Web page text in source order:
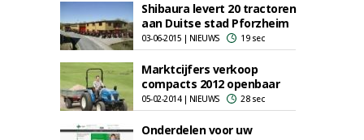
Shibaura levert 20 tractoren
aan Duitse stad Pforzheim
03-06-2015 | NIEUWS 19 sec
Marktcijfers verkoop
compacts 2012 openbaar
05-02-2014 | NIEUWS 28 sec
Onderdelen voor uw